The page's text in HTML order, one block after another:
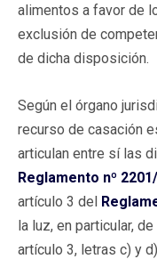
alimentos a favor de
exclusión de
de dicha disposición.
Según el órgano
recurso de casación
articulan entre sí las
Reglamento nº
artículo 3 del
la luz, en particular,
artículo 3, letras c) y